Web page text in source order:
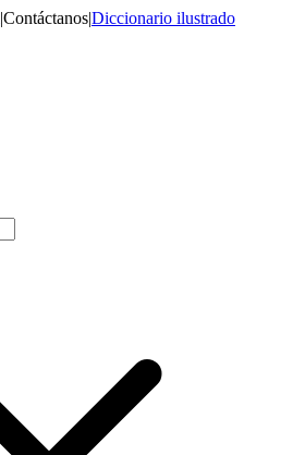
|Contáctanos|Diccionario ilustrado